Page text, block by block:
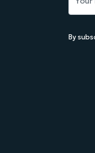
By